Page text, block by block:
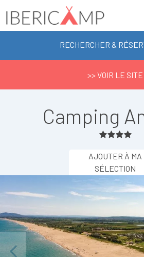
RECHERCHER &
>> VOIR LE SITE
Camping
AJOUTER À MA
SÉLECTION